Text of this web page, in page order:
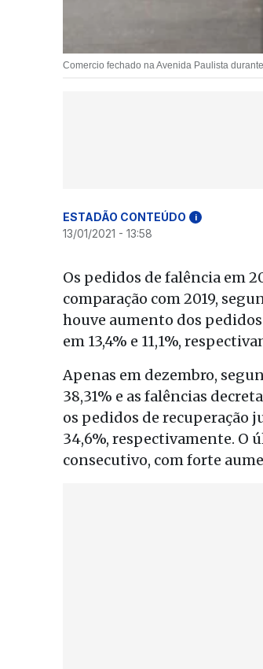
Comercio fechado na Avenida Paulista
ESTADÃO CONTEÚDO i
13/01/2021 - 13:58
Os pedidos de falência em
comparação com 2019,
houve aumento dos
em 13,4% e 11,1%,
Apenas em dezembro,
38,31% e as falências
os pedidos de recuperação
34,6%, respectivamente. O
consecutivo, com forte